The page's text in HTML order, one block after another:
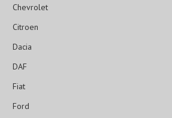
Chevrolet
Citroen
Dacia
DAF
Fiat
Ford